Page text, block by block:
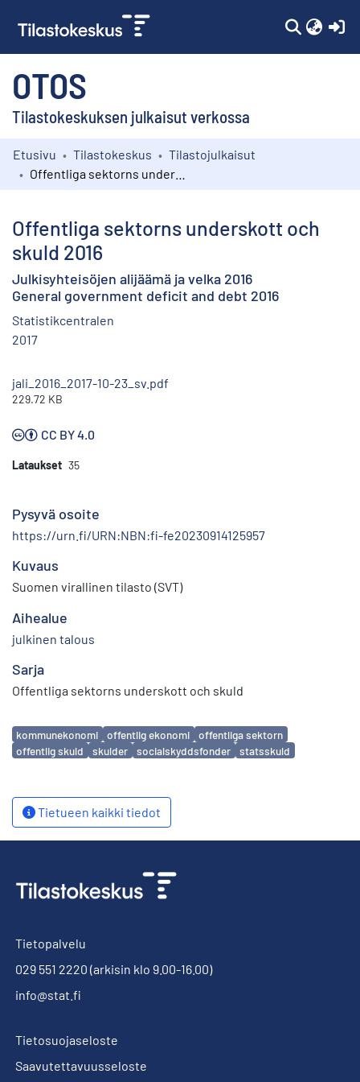
OTOS
Tilastokeskuksen julkaisut verkossa
Kokoelmat
Etusivu Tilastokeskus
Tilastojulkaisut
Offentliga sektorns underskott och
skuld 2016
Julkisyhteisöjen alijäämä ja velka 2016
General government deficit and debt 2016
Statistikcentralen
2017
jali_2016_2017-10-23_sv.pdf
229.72 KB
CC BY 4.0
Lataukset 35
Pysyvä osoite
https://urn.fi/URN:NBN:fi-fe20230914125957
Kuvaus
Suomen virallinen tilasto (SVT)
Aihealue
julkinen talous
Sarja
Offentliga sektorns underskott och skuld
Avainsanat
kommunekonomi offentlig ekonomi
offentliga sektorn
offentlig skuld
skulder socialskyddsfonder statsskuld
Tietueen kaikki tiedot
Tietopalvelu
029 551 2220 (arkisin klo 9.00-16.00)
info@stat.fi
Tietosuojaseloste
Saavutettavuusseloste